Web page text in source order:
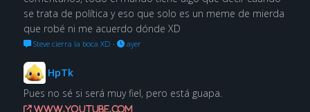
se trata de política y eso que solo es un meme de mierda
que robé ni me acuerdo dónde XD
Steve cierra la boca XD · ayer
HpTk
Pues no sé si será muy fiel, pero está guapa.
www.youtube.com